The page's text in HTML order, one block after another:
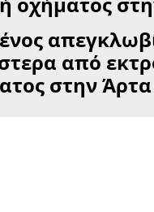
από
στην Άρτα